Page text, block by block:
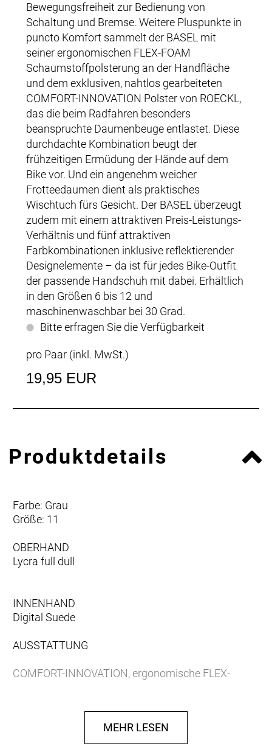
Bewegungsfreiheit zur Bedienung von
Schaltung und Bremse. Weitere Pluspunkte in
puncto Komfort sammelt der BASEL mit
seiner ergonomischen FLEX-FOAM
Schaumstoffpolsterung an der Handfläche
und dem exklusiven, nahtlos gearbeiteten
COMFORT-INNOVATION Polster von ROECKL,
das die beim Radfahren besonders
beanspruchte Daumenbeuge entlastet. Diese
durchdachte Kombination beugt der
frühzeitigen Ermüdung der Hände auf dem
Bike vor. Und ein angenehm weicher
Frotteedaumen dient als praktisches
Wischtuch fürs Gesicht. Der BASEL überzeugt
zudem mit einem attraktiven Preis-Leistungs-
Verhältnis und fünf attraktiven
Farbkombinationen inklusive reflektierender
Designelemente – da ist für jedes Bike-Outfit
der passende Handschuh mit dabei. Erhältlich
in den Größen 6 bis 12 und
maschinenwaschbar bei 30 Grad.
Bitte erfragen Sie die Verfügbarkeit
pro Paar (inkl. MwSt.)
19,95 EUR
Produktdetails
Farbe: Grau
Größe: 11
OBERHAND
Lycra full dull
INNENHAND
Digital Suede
AUSSTATTUNG
COMFORT-INNOVATION, ergonomische FLEX-
MEHR LESEN